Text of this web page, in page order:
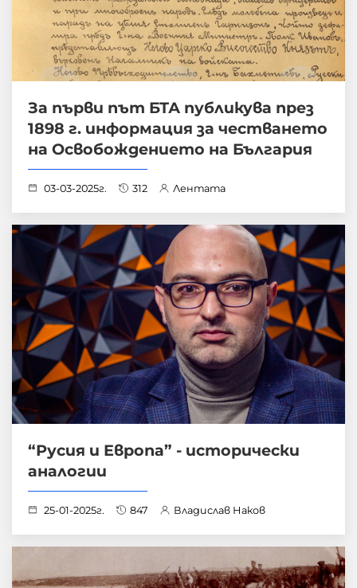
За първи път БТА публикува през
1898 г. информация за честването
на Освобождението на България
03-03-2025г. 312 Лентата
“Русия и Европа” - исторически
аналогии
25-01-2025г. 847 Владислав Наков